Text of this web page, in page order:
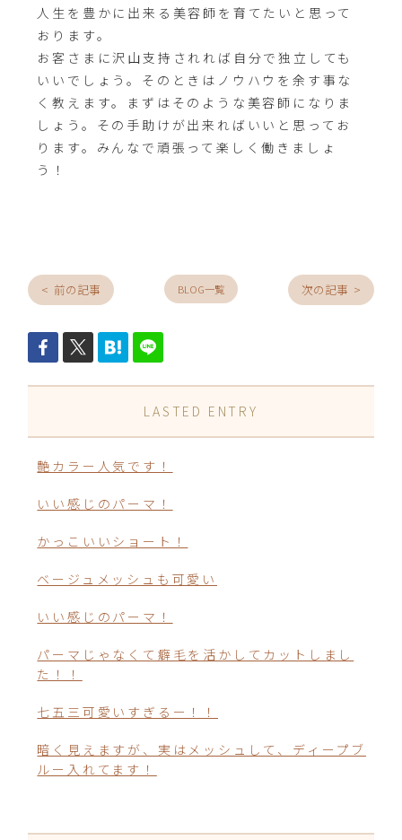
人生を豊かに出来る美容師を育てたいと思って
おります。
お客さまに沢山支持されれば自分で独立しても
いいでしょう。そのときはノウハウを余す事な
く教えます。まずはそのような美容師になりま
しょう。その手助けが出来ればいいと思ってお
ります。みんなで頑張って楽しく働きましょ
う！
< 前の記事 BLOG一覧 次の記事 >
LASTED ENTRY
艶カラー人気です！
いい感じのパーマ！
かっこいいショート！
ベージュメッシュも可愛い
いい感じのパーマ！
パーマじゃなくて癖毛を活かしてカットしまし
た！！
七五三可愛いすぎるー！！
暗く見えますが、実はメッシュして、ディープブ
ルー入れてます！